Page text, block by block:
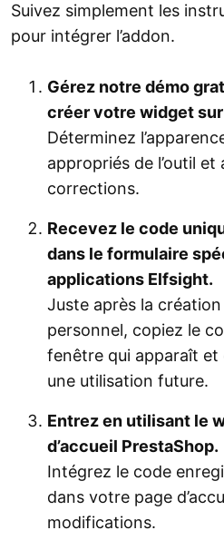
Suivez simplement les
pour intégrer l’addon.
Gérez notre démo
créer votre widget
Déterminez
appropriés de l’outil et
corrections.
Recevez le code
dans le formulaire
applications Elfsight.
Juste après la
personnel, copiez le
fenêtre qui apparaît
une utilisation future.
Entrez en utilisant le
d’accueil PrestaShop.
Intégrez le code
dans votre page
modifications.